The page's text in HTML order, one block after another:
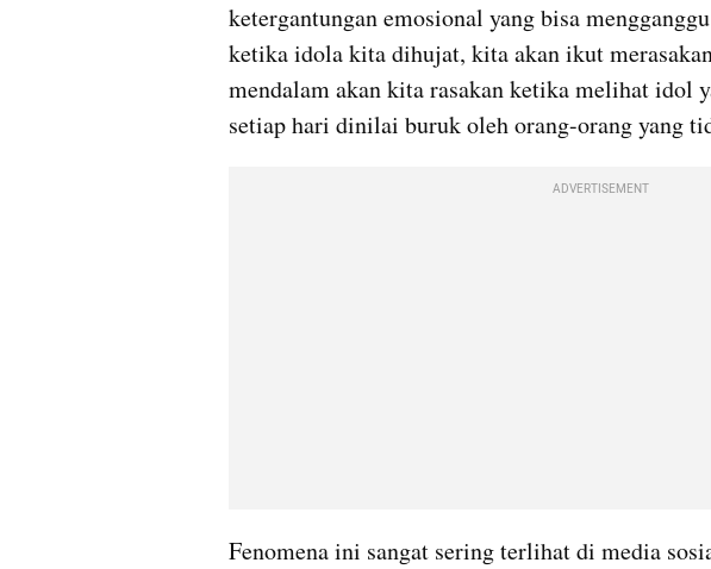
ketergantungan emosional yang bisa
ketika idola kita dihujat, kita akan ikut
mendalam akan kita rasakan ketika melihat idol
setiap hari dinilai buruk oleh orang-orang yang
ADVERTISEMENT
Fenomena ini sangat sering terlihat di media